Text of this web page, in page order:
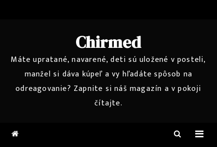
Chirmed
Máte upratané, navarené, deti sú uložené v posteli,
manžel si dáva kúpeľ a vy hľadáte spôsob na
odreagovanie? Zapnite si náš magazín a v pokoji
čítajte.